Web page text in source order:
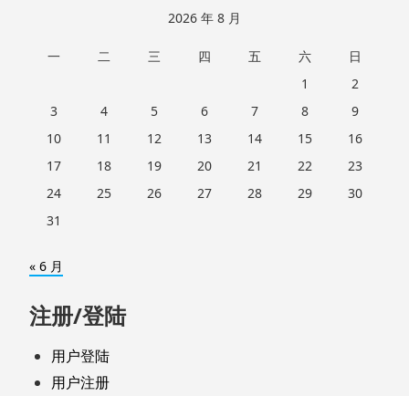
2026 年 8 月
一 二 三 四 五 六
日
1
2
3
4 5 6 7 8
9
10
11 12 13 14 15
16
17
18 19 20 21 22
23
24
25 26 27 28 29
30
31
« 6 月
注册/登陆
用户登陆
用户注册